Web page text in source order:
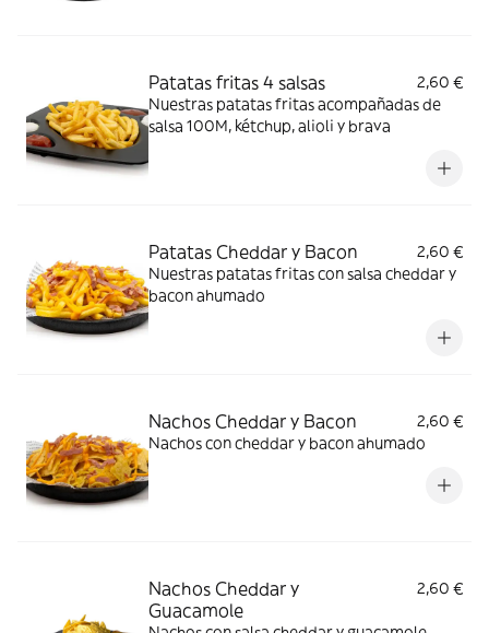
Patatas fritas 4 salsas
2,60 €
Nuestras patatas fritas acompañadas de
salsa 100M, kétchup, alioli y brava
Patatas Cheddar y Bacon
2,60 €
Nuestras patatas fritas con salsa cheddar y
bacon ahumado
Nachos Cheddar y Bacon
2,60 €
Nachos con cheddar y bacon​ ahumado
Nachos Cheddar y
Guacamole
2,60 €